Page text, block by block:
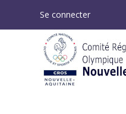
Se connecter